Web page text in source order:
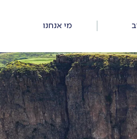
מי אנחנו
המדריכים
כתבו עלינו
כתבות